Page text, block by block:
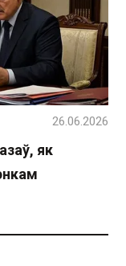
як
26.06.2026